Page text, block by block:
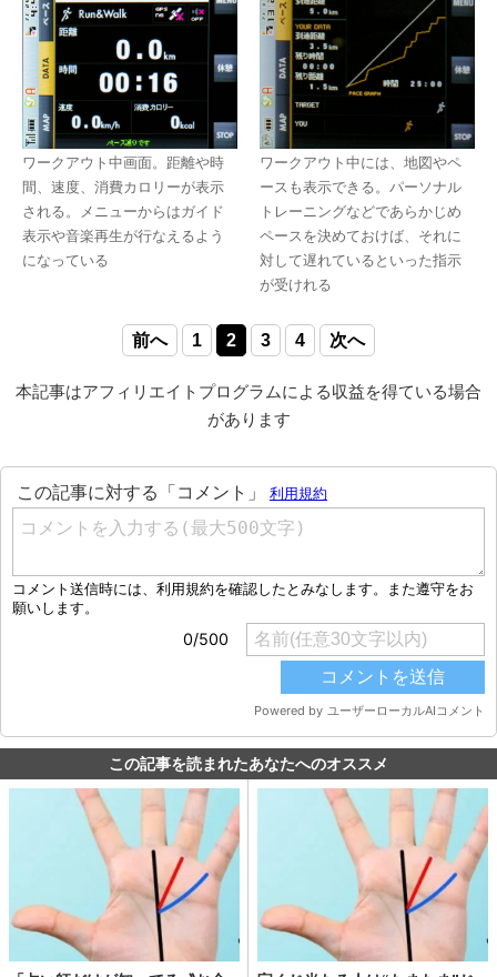
ワークアウト中画面。距離や時
間、速度、消費カロリーが表示
される。メニューからはガイド
表示や音楽再生が行なえるよう
になっている
ワークアウト中には、地図やペ
ースも表示できる。パーソナル
トレーニングなどであらかじめ
ペースを決めておけば、それに
対して遅れているといった指示
が受けれる
前へ 1 2 3 4 次へ
本記事はアフィリエイトプログラムによる収益を得ている場合
があります
この記事を読まれたあなたへのオススメ